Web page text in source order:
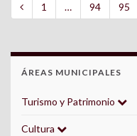
1 … 94 95
ÁREAS MUNICIPALES
Turismo y Patrimonio
Cultura